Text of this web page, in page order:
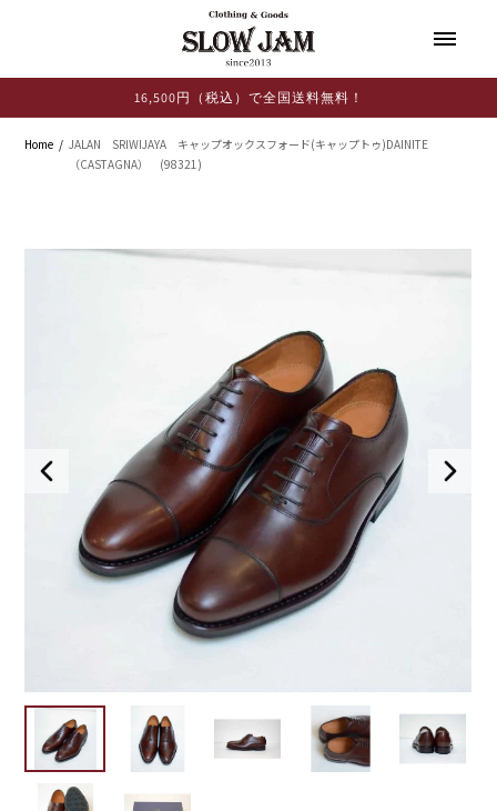
16,500円（税込）で全国送料無料！
Home
JALAN SRIWIJAYA キャップオックスフォード(キャップトゥ)DAINITE
（CASTAGNA） (98321)